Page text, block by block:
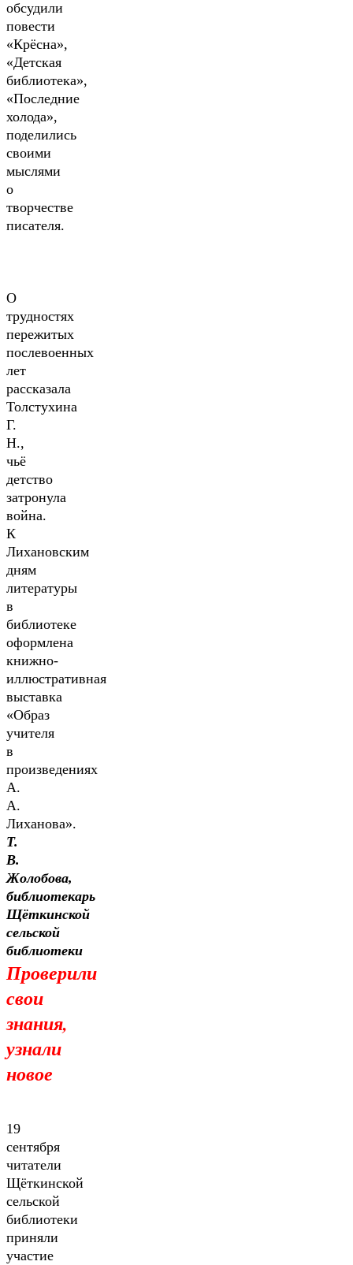
обсудили
повести
«Крёсна»,
«Детская
библиотека»,
«Последние
холода»,
поделились
своими
мыслями
о
творчестве
писателя.
О
трудностях
пережитых
послевоенных
лет
рассказала
Толстухина
Г.
Н.,
чьё
детство
затронула
война.
К
Лихановским
дням
литературы
в
библиотеке
оформлена
книжно-
иллюстративная
выставка
«Образ
учителя
в
произведениях
А.
А.
Лиханова».
Т.
В.
Жолобова,
библиотекарь
Щёткинской
сельской
библиотеки
Проверили
свои
знания,
узнали
новое
19
сентября
читатели
Щёткинской
сельской
библиотеки
приняли
участие